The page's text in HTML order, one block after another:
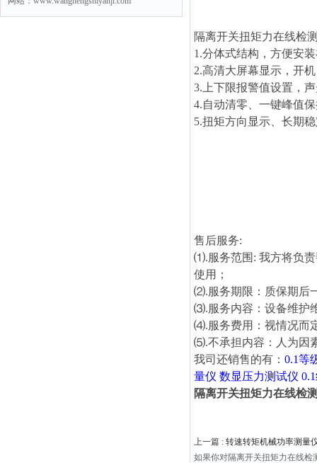
隔离开关扭矩力在线检
1.分体式结构，方便安
2.高清大屏幕显示，开
3.上下限报警值设置，
4.自动清零、一键峰值
5.扭矩方向显示、长期
售后服务:
⑴.服务范围: 我方将负
使用；
⑵.服务期限：质保期后
⑶.服务内容：设备维护
⑷.服务费用：视情况而
⑸.不承担内容：人为因
我司还销售的有： 0.1等
量仪 数显压力测试仪
隔离开关扭矩力在线检
上一篇 : 转速转矩机械功率测量
如果你对隔离开关扭矩力在线检